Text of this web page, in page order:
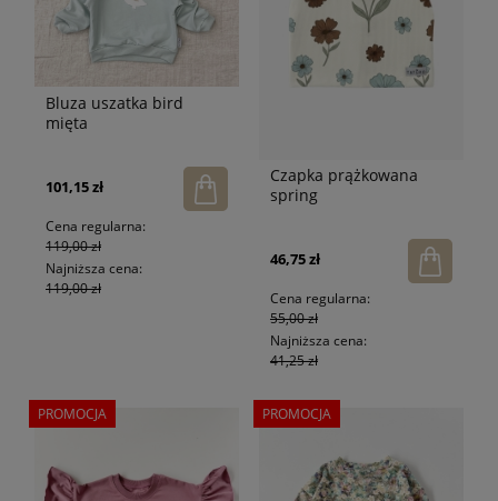
Bluza uszatka bird
mięta
101,15 zł
Cena regularna:
119,00 zł
Najniższa cena:
119,00 zł
Czapka prążkowana
spring
46,75 zł
Cena regularna:
55,00 zł
Najniższa cena:
41,25 zł
PROMOCJA PROMOCJA